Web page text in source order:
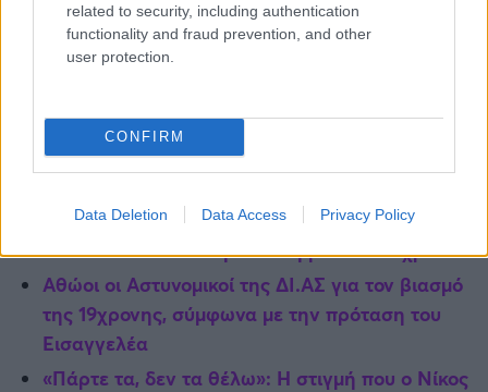
related to security, including authentication
functionality and fraud prevention, and other
user protection.
CONFIRM
Data Deletion Data Access Privacy Policy
ΤΙ ΔΙΑΒΑΖΕΤΑΙ
Αποκαρδιωτικά στοιχεία του Meteo: Κάηκε το
38% των δασών στην Αττική μέσα σε 9 χρόνια
Αθώοι οι Αστυνομικοί της ΔΙ.ΑΣ για τον βιασμό
της 19χρονης, σύμφωνα με την πρόταση του
Εισαγγελέα
«Πάρτε τα, δεν τα θέλω»: Η στιγμή που ο Νίκος